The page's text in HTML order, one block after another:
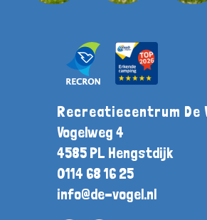
Recreatiecentrum De
Vogelweg 4
4585 PL Hengstdijk
0114 68 16 25
info@de-vogel.nl